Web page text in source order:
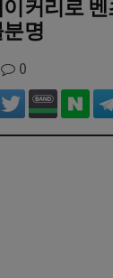
커리로
명
0